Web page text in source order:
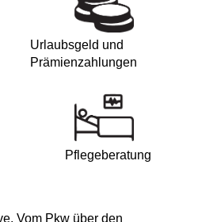
Urlaubsgeld und
Prämienzahlungen
Pflegeberatung
Vom Pkw über den